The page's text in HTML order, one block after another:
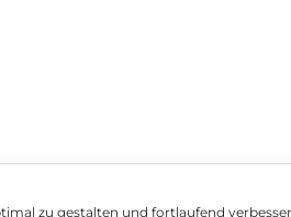
zu gestalten und fortlaufend